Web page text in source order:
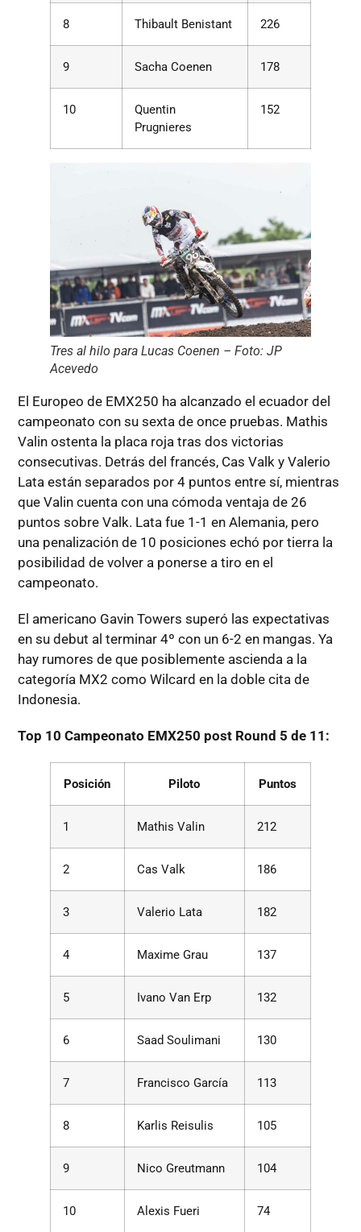
8 Thibault Benistant 226
9 Sacha Coenen 178
10
Quentin
Prugnieres
152
Tres al hilo para Lucas Coenen – Foto: JP
Acevedo
El Europeo de EMX250 ha alcanzado el ecuador del
campeonato con su sexta de once pruebas. Mathis
Valin ostenta la placa roja tras dos victorias
consecutivas. Detrás del francés, Cas Valk y Valerio
Lata están separados por 4 puntos entre sí, mientras
que Valin cuenta con una cómoda ventaja de 26
puntos sobre Valk. Lata fue 1-1 en Alemania, pero
una penalización de 10 posiciones echó por tierra la
posibilidad de volver a ponerse a tiro en el
campeonato.
El americano Gavin Towers superó las expectativas
en su debut al terminar 4º con un 6-2 en mangas. Ya
hay rumores de que posiblemente ascienda a la
categoría MX2 como Wilcard en la doble cita de
Indonesia.
Top 10 Campeonato EMX250 post Round 5 de 11:
Posición Piloto Puntos
1 Mathis Valin 212
2 Cas Valk 186
3 Valerio Lata 182
4 Maxime Grau 137
5 Ivano Van Erp 132
6 Saad Soulimani 130
7 Francisco García 113
8 Karlis Reisulis 105
9 Nico Greutmann 104
10 Alexis Fueri 74